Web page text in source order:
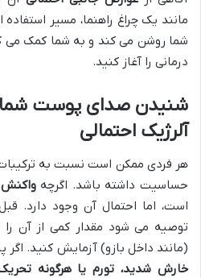
مانند یک چراغ راهنما، مسیر استفاده
شما روشن می کند و به شما کمک می
درمانی را آغاز کنید.
شنیدن صدای پوست
آلرژیک احتمالی
هر فردی ممکن است نسبت به
حساسیت داشته باشد. اگرچهواکنش
است، اما احتمال آن وجود دارد.
توصیه می شود مقدار کمی از آن
(مانند داخل بازو) آزمایش کنید. اگر پس از ۲۴ تا
خارش شدید، تورم یا هرگونه